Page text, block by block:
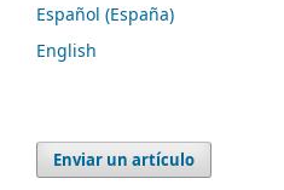
Español (España)
English
Enviar un artículo